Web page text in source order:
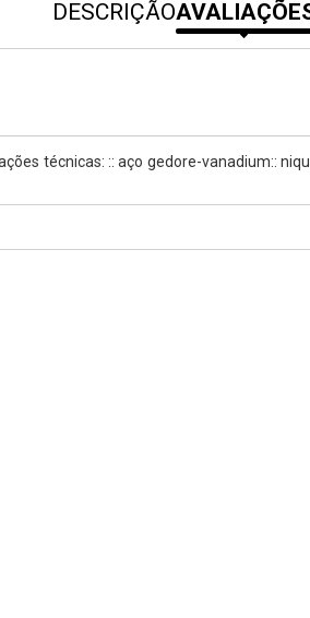
DESCRIÇÃO
técnicas: :: aço gedore-vanadium::